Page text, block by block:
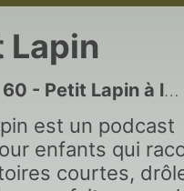
Lapin
60 - Petit Lapin à la campagne
est un podcast
enfants qui
courtes,